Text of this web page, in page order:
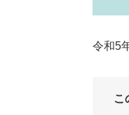
令和5
こ